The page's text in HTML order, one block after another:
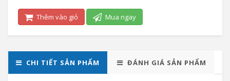
Thêm vào giỏ Mua ngay
CHI TIẾT SẢN PHẨM ĐÁNH GIÁ SẢN PHẨM